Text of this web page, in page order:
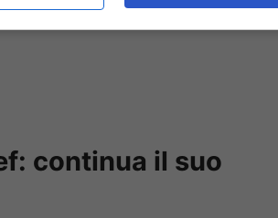
continua il suo